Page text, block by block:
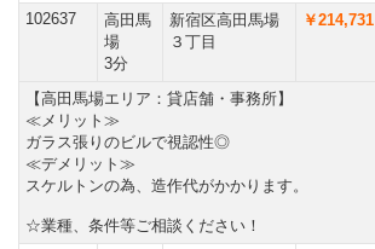
102637
高田馬
場
3分
新宿区高田馬場
３丁目
￥214,731
【高田馬場エリア：貸店舗・事務所】
≪メリット≫
ガラス張りのビルで視認性◎
≪デメリット≫
スケルトンの為、造作代がかかります。
☆業種、条件等ご相談ください！